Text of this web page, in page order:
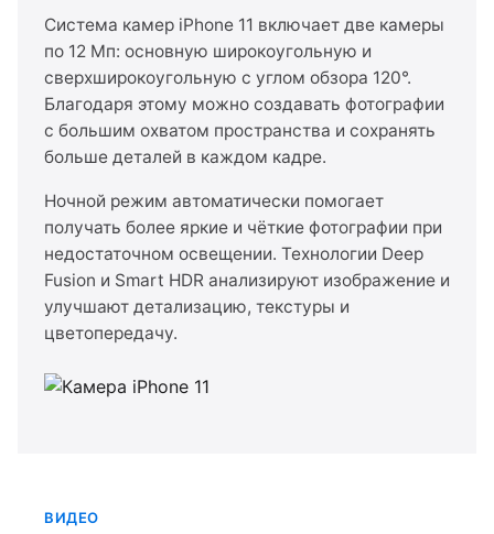
Система камер iPhone 11 включает две камеры
по 12 Мп: основную широкоугольную и
сверхширокоугольную с углом обзора 120°.
Благодаря этому можно создавать фотографии
с большим охватом пространства и сохранять
больше деталей в каждом кадре.
Ночной режим автоматически помогает
получать более яркие и чёткие фотографии при
недостаточном освещении. Технологии Deep
Fusion и Smart HDR анализируют изображение и
улучшают детализацию, текстуры и
цветопередачу.
ВИДЕО